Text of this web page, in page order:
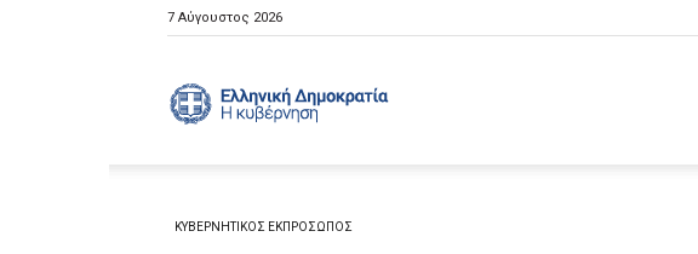
7 Αύγουστος 2026
ΚΥΒΕΡΝΗΤΙΚΟΣ ΕΚΠΡΟΣΩΠΟΣ